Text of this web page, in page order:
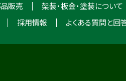
販売 架装・板金・塗装について
採用情報 よくある質問と回